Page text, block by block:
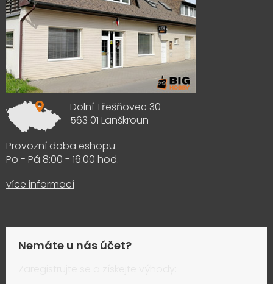
Dolní Třešňovec 30
563 01 Lanškroun
Provozní doba eshopu:
Po - Pá 8:00 - 16:00 hod.
více informací
Nemáte u nás účet?